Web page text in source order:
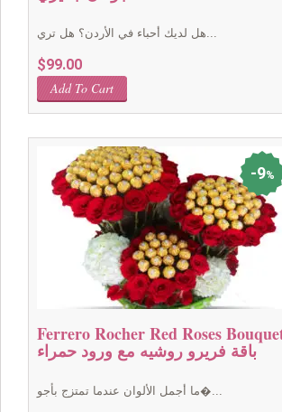
هل لديك أحباء في الأردن؟ هل تري...
$99.00
Add To Cart
9%
Ferrero Rocher Red Roses
باقة فريرو روشيه مع ورود حمراء
ما أجمل الألوان عندما تمتزج بأجو�...